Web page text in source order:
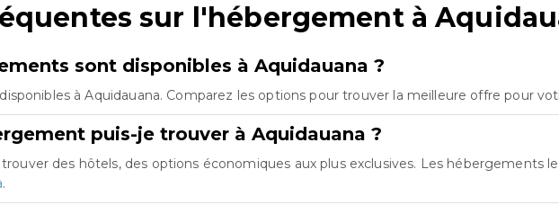
sur l'hébergement à
sont disponibles à Aquidauana ?
à Aquidauana. Comparez les options pour trouver la meilleure offre pour
puis-je trouver à Aquidauana ?
des hôtels, des options économiques aux plus exclusives. Les hébergements
.